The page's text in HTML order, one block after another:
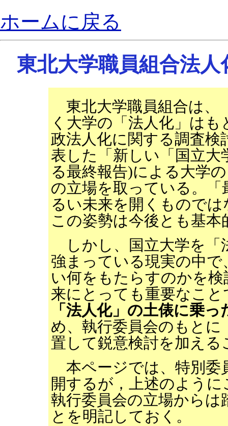
ホームに戻る
東北大学職員組合法
東北大学職員組合は、
く大学の「法人化」は
政法人化に関する調査検
表した「新しい「国立
る最終報告)による大学
の立場を取っている。
るい未来を開くもので
この姿勢は今後とも基
しかし、国立大学を「
強まっている現実の中
い何をもたらすのかを
来にとっても重要なこ
「法人化」の土俵に乗
め、執行委員会のもとに
置して鋭意検討を加える
本ページでは、特別委
開するが，上述のよう
執行委員会の立場から
とを明記しておく。